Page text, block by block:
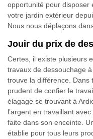
opportunité pour disposer
votre jardin extérieur
Nous nous déplaçons
Jouir du prix de
Certes, il existe plusieurs
travaux de dessouchage
trouve la différence. Dans
prudent de confier le
élagage se trouvant à
l’argent en travaillant
faite dans son enceinte.
établie pour tous leurs